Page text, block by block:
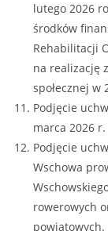
lutego 2026
środków
Rehabilitacji
na realizację
społecznej w
Podjęcie
marca 2026 r.
Podjęcie
Wschowa
rowerowych
powiatowych.